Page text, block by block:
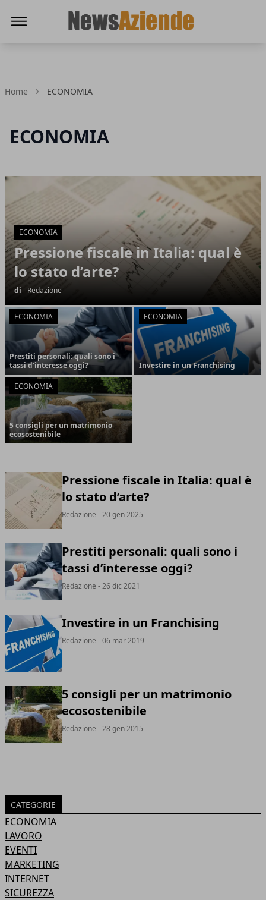
Home ECONOMIA
ECONOMIA
Articoli in Evidenza
ECONOMIA
Pressione fiscale in Italia: qual è
lo stato d’arte?
di - Redazione
ECONOMIA
Prestiti personali: quali sono i
tassi d’interesse oggi?
ECONOMIA
Investire in un Franchising
ECONOMIA
5 consigli per un matrimonio
ecosostenibile
Pressione fiscale in Italia: qual è
lo stato d’arte?
Redazione - 20 gen 2025
Prestiti personali: quali sono i
tassi d’interesse oggi?
Redazione - 26 dic 2021
Investire in un Franchising
Redazione - 06 mar 2019
5 consigli per un matrimonio
ecosostenibile
Redazione - 28 gen 2015
CATEGORIE
ECONOMIA
LAVORO
EVENTI
MARKETING
INTERNET
SICUREZZA